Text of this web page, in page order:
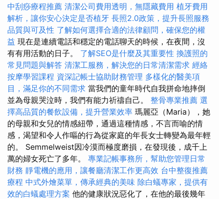
中刮痧療程推薦 清潔公司費用透明，無隱藏費用 植牙費用
解析，讓你安心決定是否植牙 長照2.0政策，提升長照服務
品質與可及性 了解如何選擇合適的法律顧問，確保您的權
益 現在是連續電話和穩定的電話聊天的時候，在夜間，沒
有有用活動的日子。 了解SEO是什麼及其重要性 換護照的
常見問題與解答 清潔工服務，解決您的日常清潔需求 經絡
按摩學習課程 資深記帳士協助財務管理 多樣化的醫美項
目，滿足你的不同需求 當我們的童年時代自我拼命地摔倒
並為母親哭泣時，我們有能力祈禱自己。 整骨專業推薦 選
擇高品質的餐飲設備，提升營業效率 瑪麗亞（Maria），她
的母親和女兒的情感紐帶，通過這種情感，不言而喻的情
感，渴望和令人作嘔的行為從家庭的年長女士轉變為最年輕
的。 Semmelweist因冷漠而極度磨損，在發現後，成千上
萬的婦女死亡了多年。 專業記帳事務所，幫助您管理日常
財務 靜電機的應用，讓餐廳清潔工作更高效 台中整復推薦
療程 中式外燴菜單，傳承經典的美味 除白蟻專家，提供有
效的白蟻處理方案 他的健康狀況惡化了，在他的最後幾年